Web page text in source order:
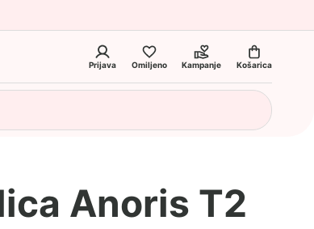
Prijava Omiljeno Kampanje Košarica
Anoris T2